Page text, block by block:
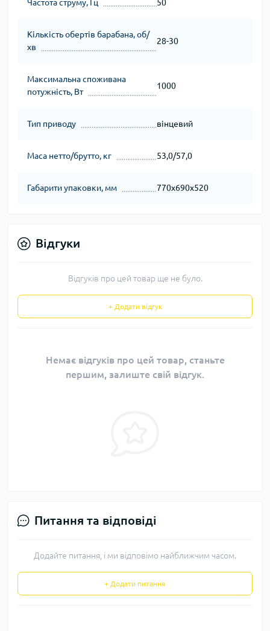
Частота струму, Гц 50
Кількість обертів барабана, об/
хв
28-30
Максимальна споживана
потужність, Вт
1000
Тип приводу вінцевий
Маса нетто/брутто, кг 53,0/57,0
Габарити упаковки, мм 770х690х520
Відгуки
Відгуків про цей товар ще не було.
+ Додати відгук
Немає відгуків про цей товар, станьте
першим, залиште свій відгук.
Питання та відповіді
Додайте питання, і ми відповімо найближчим часом.
+ Додати питання